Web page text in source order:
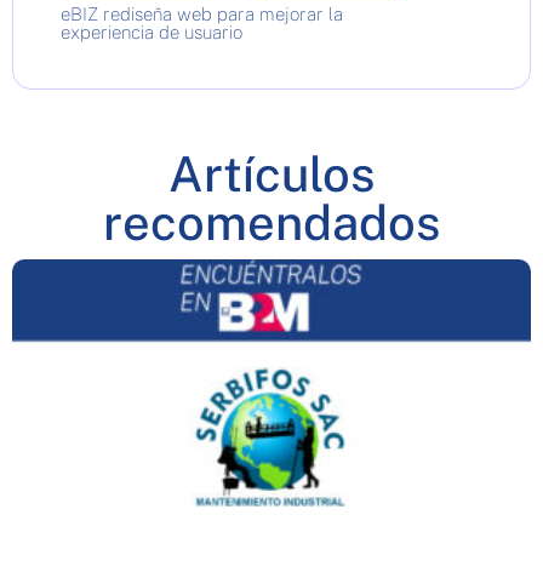
eBIZ rediseña web para mejorar la
experiencia de usuario
Artículos
recomendados